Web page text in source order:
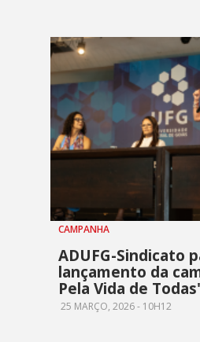
CAMPANHA
ADUFG-Sindicato
lançamento da
Pela Vida de
25 MARÇO, 2026 - 10H12